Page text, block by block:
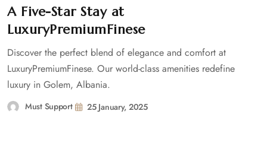
A Five-Star Stay at
LuxuryPremiumFinese
Discover the perfect blend of elegance and comfort at
LuxuryPremiumFinese. Our world-class amenities redefine
luxury in Golem, Albania.
Must Support 25 January, 2025